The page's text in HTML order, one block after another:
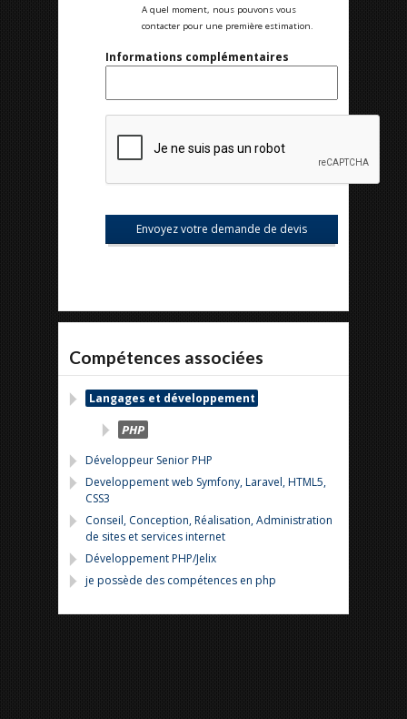
A quel moment, nous pouvons vous
contacter pour une première estimation.
Informations complémentaires
Compétences associées
Langages et développement
PHP
Développeur Senior PHP
Developpement web Symfony, Laravel, HTML5,
CSS3
Conseil, Conception, Réalisation, Administration
de sites et services internet
Développement PHP/Jelix
je possède des compétences en php